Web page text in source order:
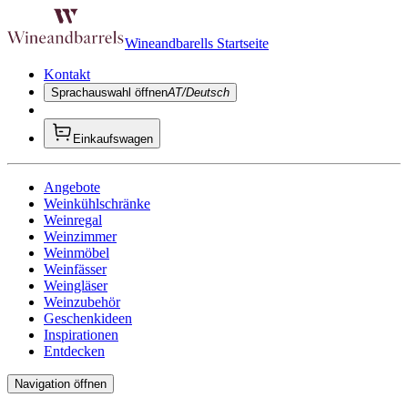
Wineandbarells Startseite
Kontakt
Sprachauswahl öffnenAT/Deutsch
Einkaufswagen
Angebote
Weinkühlschränke
Weinregal
Weinzimmer
Weinmöbel
Weinfässer
Weingläser
Weinzubehör
Geschenkideen
Inspirationen
Entdecken
Navigation öffnen